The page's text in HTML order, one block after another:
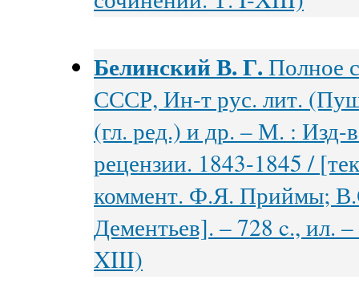
Белинский В. Г. Полное
СССР, Ин-т рус. лит.
(гл. ред.) и др. – М. :
рецензии. 1843-1845 /
коммент. Ф.Я. Приймы;
Дементьев]. – 728 c., ил.
XIII)